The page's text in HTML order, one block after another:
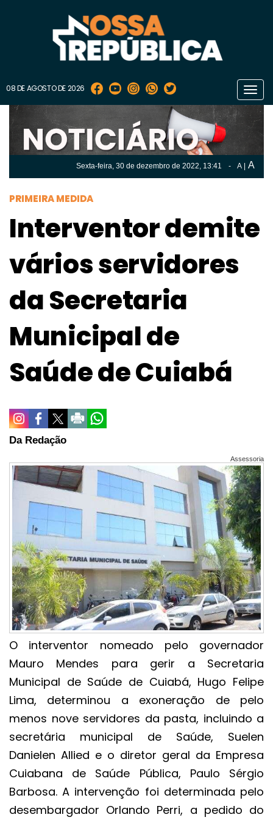
08 DE AGOSTO DE 2026
Sexta-feira, 30 de dezembro de 2022, 13:41 - A A
PRIMEIRA MEDIDA
Interventor demite
vários servidores
da Secretaria
Municipal de
Saúde de Cuiabá
Da Redação
Assessoria
O interventor nomeado pelo governador
Mauro Mendes para gerir a Secretaria
Municipal de Saúde de Cuiabá, Hugo Felipe
Lima, determinou a exoneração de pelo
menos nove servidores da pasta, incluindo a
secretária municipal de Saúde, Suelen
Danielen Allied e o diretor geral da Empresa
Cuiabana de Saúde Pública, Paulo Sérgio
Barbosa. A intervenção foi determinada pelo
desembargador Orlando Perri, a pedido do